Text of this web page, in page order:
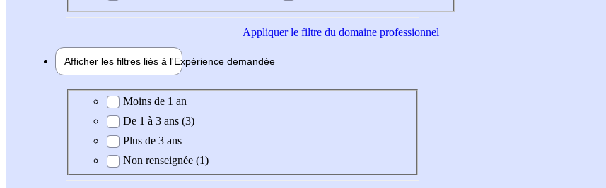
Appliquerle filtre du domaine professionnel
Afficher les filtres liés à l'Expérience demandée
Expérience demandée
Moins de 1 an
De 1 à 3 ans (3)
Plus de 3 ans
Non renseignée (1)